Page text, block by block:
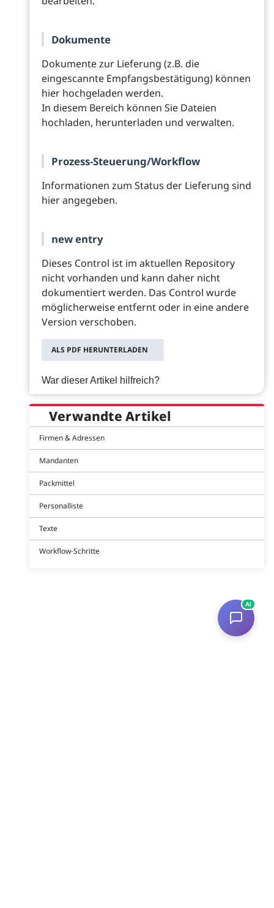
Dokumente
Dokumente zur Lieferung (z.B. die
eingescannte Empfangsbestätigung) können
hier hochgeladen werden.
In diesem Bereich können Sie Dateien
hochladen, herunterladen und verwalten.
Prozess-Steuerung/Workflow
Informationen zum Status der Lieferung sind
hier angegeben.
new entry
Dieses Control ist im aktuellen Repository
nicht vorhanden und kann daher nicht
dokumentiert werden. Das Control wurde
möglicherweise entfernt oder in eine andere
Version verschoben.
ALS PDF HERUNTERLADEN
War dieser Artikel hilfreich?
Verwandte Artikel
Firmen & Adressen
Mandanten
Packmittel
Personalliste
Texte
Workflow-Schritte
AI